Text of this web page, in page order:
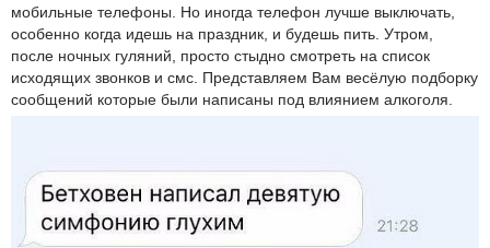
мобильные телефоны. Но иногда телефон лучше выключать,
особенно когда идешь на праздник, и будешь пить. Утром,
после ночных гуляний, просто стыдно смотреть на список
исходящих звонков и смс. Представляем Вам весёлую подборку
сообщений которые были написаны под влиянием алкоголя.